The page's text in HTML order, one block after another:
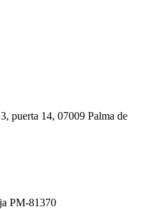
puerta 14, 07009 Palma de
PM-81370